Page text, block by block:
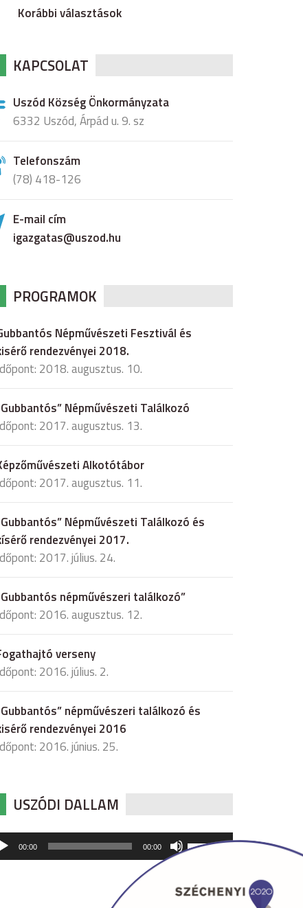
Korábbi választások
KAPCSOLAT
Uszód Község Önkormányzata
6332 Uszód, Árpád u. 9. sz
Telefonszám
(78) 418-126
E-mail cím
igazgatas@uszod.hu
PROGRAMOK
Népművészeti Fesztivál és
rendezvényei 2018.
2018. augusztus. 10.
Népművészeti Találkozó
2017. augusztus. 13.
Alkotótábor
2017. augusztus. 11.
Népművészeti Találkozó és
rendezvényei 2017.
2017. július. 24.
népművészeri találkozó”
2016. augusztus. 12.
verseny
2016. július. 2.
népművészeri találkozó és
rendezvényei 2016
2016. június. 25.
USZÓDI DALLAM
00:00 00:00
hangerő
csökkentéséhez